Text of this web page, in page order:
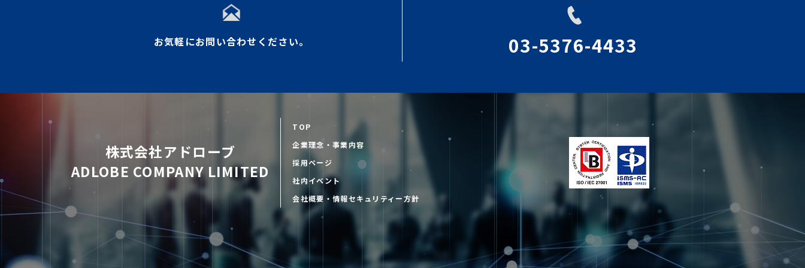
お気軽にお問い合わせください。 03-5376-4433
株式会社アドローブ
ADLOBE COMPANY LIMITED
TOP
企業理念・事業内容
採用ページ
社内イベント
会社概要・情報セキュリティー方針